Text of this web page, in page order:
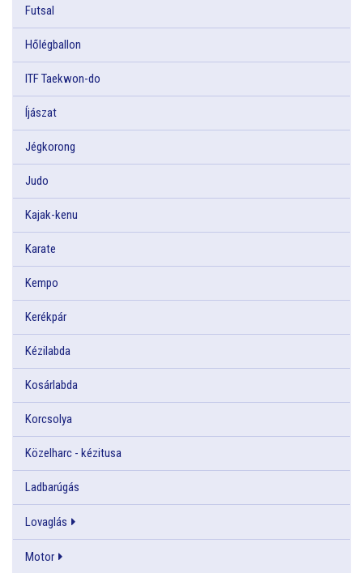
Futsal
Hőlégballon
ITF Taekwon-do
Íjászat
Jégkorong
Judo
Kajak-kenu
Karate
Kempo
Kerékpár
Kézilabda
Kosárlabda
Korcsolya
Közelharc - kézitusa
Ladbarúgás
Lovaglás
Motor